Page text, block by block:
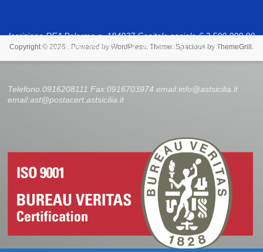
Iscrizione REA Palermo n. 184037 Capitale sociale € 2.500.000,00
interamente versato - C.F. e P.IVA 00110790821
Telefono:0916208111 Fax:0916703974 email:info@astsicilia.it
email:ast@postacert.astsicilia.it
Copyright © 2026 . Powered by WordPress. Theme: Spacious by ThemeGrill .